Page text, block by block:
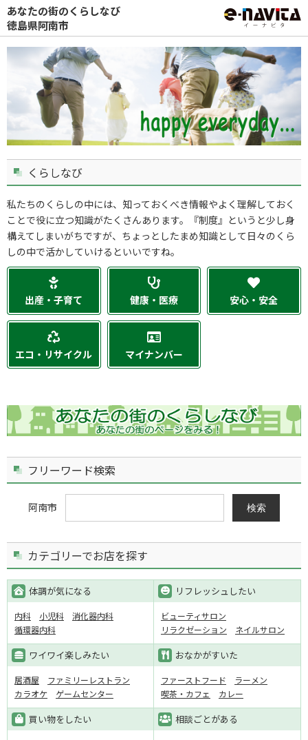
あなたの街のくらしなび
徳島県阿南市
くらしなび
私たちのくらしの中には、知っておくべき情報やよく理解しておく
ことで役に立つ知識がたくさんあります。『制度』というと少し身
構えてしまいがちですが、ちょっとしたまめ知識として日々のくら
しの中で活かしていけるといいですね。
出産・子育て 健康・医療 安心・安全
エコ・リサイクル マイナンバー
フリーワード検索
阿南市 検索
カテゴリーでお店を探す
体調が気になる
内科 小児科
消化器内科
循環器内科
リフレッシュしたい
ビューティサロン
リラクゼーション
ネイルサロン
ワイワイ楽しみたい
居酒屋
ファミリーレストラン
カラオケ
ゲームセンター
おなかがすいた
ファーストフード
ラーメン
喫茶・カフェ
カレー
買い物をしたい 相談ごとがある